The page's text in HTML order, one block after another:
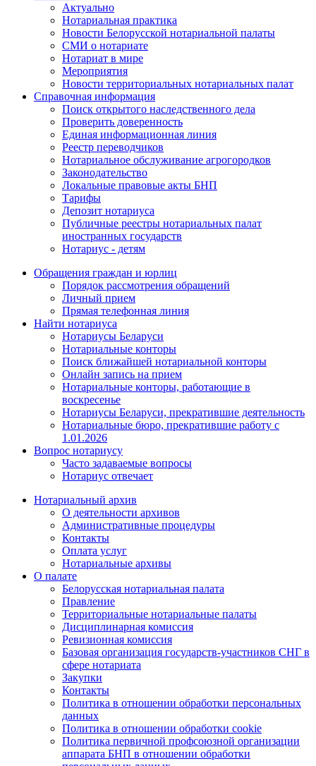
Актуально
Нотариальная практика
Новости Белорусской нотариальной палаты
СМИ о нотариате
Нотариат в мире
Мероприятия
Новости территориальных нотариальных палат
Справочная информация
Поиск открытого наследственного дела
Проверить доверенность
Единая информационная линия
Реестр переводчиков
Нотариальное обслуживание агрогородков
Законодательство
Локальные правовые акты БНП
Тарифы
Депозит нотариуса
Публичные реестры нотариальных палат
иностранных государств
Нотариус - детям
Обращения граждан и юрлиц
Порядок рассмотрения обращений
Личный прием
Прямая телефонная линия
Найти нотариуса
Нотариусы Беларуси
Нотариальные конторы
Поиск ближайшей нотариальной конторы
Онлайн запись на прием
Нотариальные конторы, работающие в
воскресенье
Нотариусы Беларуси, прекратившие деятельность
Нотариальные бюро, прекратившие работу с
1.01.2026
Вопрос нотариусу
Часто задаваемые вопросы
Нотариус отвечает
Нотариальный архив
О деятельности архивов
Административные процедуры
Контакты
Оплата услуг
Нотариальные архивы
О палате
Белорусская нотариальная палата
Правление
Территориальные нотариальные палаты
Дисциплинарная комиссия
Ревизионная комиссия
Базовая организация государств-участников СНГ в
сфере нотариата
Закупки
Контакты
Политика в отношении обработки персональных
данных
Политика в отношении обработки cookie
Политика первичной профсоюзной организации
аппарата БНП в отношении обработки